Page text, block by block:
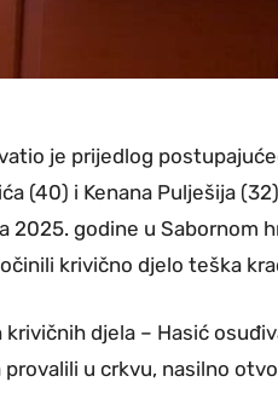
je prijedlog
(40) i Kenana Pulješija
2025. godine u Sabornom
krivično djelo teška
djela – Hasić
u crkvu, nasilno